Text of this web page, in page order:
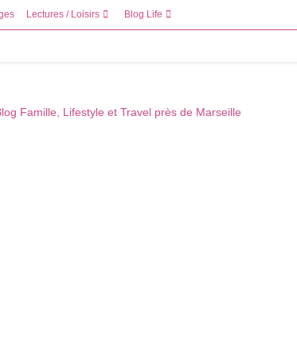
Lectures / Loisirs Blog Life